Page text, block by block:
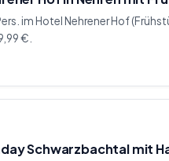
im Hotel Nehrener Hof
€.
Schwarzbachtal mit